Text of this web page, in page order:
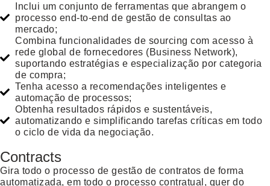
Inclui um conjunto de ferramentas que abrangem o
processo end-to-end de gestão de consultas ao
mercado;
Combina funcionalidades de sourcing com acesso à
rede global de fornecedores (Business Network),
suportando estratégias e especialização por categoria
de compra;
Tenha acesso a recomendações inteligentes e
automação de processos;
Obtenha resultados rápidos e sustentáveis,
automatizando e simplificando tarefas críticas em todo
o ciclo de vida da negociação.
Contracts
Gira todo o processo de gestão de contratos de forma
automatizada, em todo o processo contratual, quer do